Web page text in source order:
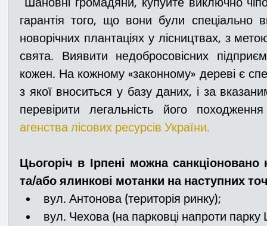
гарантія того, що вони були спеціально
новорічних плантаціях у лісництвах, з
свята. Виявити недобросовісних
кожен. На кожному «законному» дереві є
з якої вноситься у базу даних, і за
перевірити легальність його
агенства лісових ресурсів України.
Цьогоріч в Ірпені можна санкціоновано
та/або ялинкові мотанки на наступних
вул. Антонова (територія ринку);
вул. Чехова (на парковці напроти парку